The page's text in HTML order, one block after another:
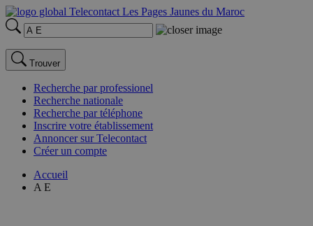
Trouver
Recherche par professionel
Recherche nationale
Recherche par téléphone
Inscrire votre établissement
Annoncer sur Telecontact
Créer un compte
Accueil
A E